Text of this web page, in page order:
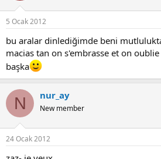
5 Ocak 2012
bu aralar dinlediğimde beni
macias tan on s'embrasse et on oublie
başka
N nur_ay
New member
24 Ocak 2012